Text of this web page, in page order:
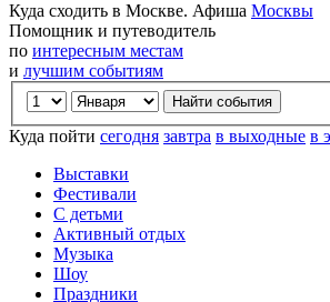
Куда сходить в Москве. Афиша Москвы
Помощник и путеводитель
по интересным местам
и лучшим событиям
Куда пойти сегодня завтра в выходные в
Выставки
Фестивали
С детьми
Активный отдых
Музыка
Шоу
Праздники